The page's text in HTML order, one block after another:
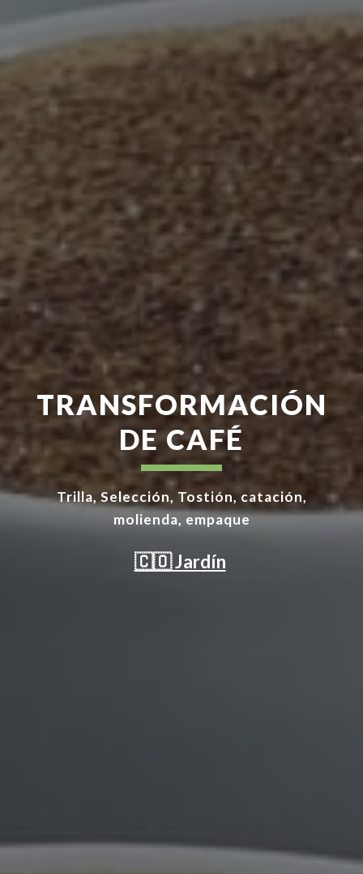
TRANSFORMACIÓN
DE CAFÉ
Trilla, Selección, Tostión, catación,
molienda, empaque
🇨🇴 Jardín